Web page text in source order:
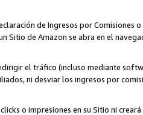
de Ingresos por
Sitio de Amazon se abra en el
el tráfico (incluso mediante
ni desviar los ingresos por
o impresiones en su Sitio ni